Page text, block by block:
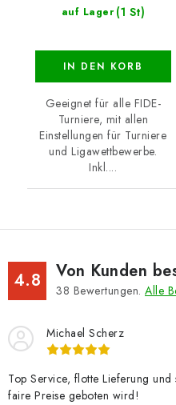
auf Lager (1 St)
IN DEN KORB
Geeignet für alle FIDE-
Turniere, mit allen
Einstellungen für Turniere
und Ligawettbewerbe.
Inkl....
4.8 Von Kunden
38 Bewertungen. Alle
Michael Scherz
Top Service, flotte Lieferung
faire Preise geboten wird!